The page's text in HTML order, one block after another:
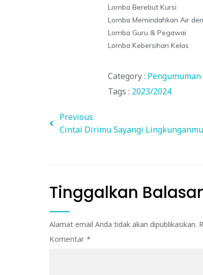
Lomba Berebut Kursi
Lomba Memindahkan Air
Lomba Guru & Pegawai
Lomba Kebersihan Kelas
Category : Pengumuman
Tags : 2023/2024
Previous
Cintai Dirimu Sayangi Lingkunganmu
Tinggalkan
Alamat email Anda tidak akan dipublikasikan.
Komentar *